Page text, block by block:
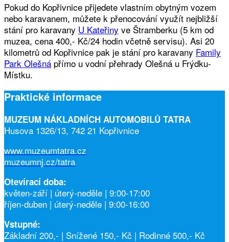
Pokud do Kopřivnice přijedete vlastním obytným vozem
nebo karavanem, můžete k přenocování využít nejbližší
stání pro karavany U Kateřiny ve Štramberku (5 km od
muzea, cena 400,- Kč/24 hodin včetně servisu). Asi 20
kilometrů od Kopřivnice pak je stání pro karavany Family
Park Olešná přímo u vodní přehrady Olešná u Frýdku-
Místku.
Praktické informace
MUZEUM NÁKLADNÍCH AUTOMOBILŮ TATRA
Husova 1326/13, 742 21 Kopřivnice
www.muzeumtatra.cz
muzeumnj.cz/tatra
Otevírací doba:
květen-září | úterý-neděle | 9:00-17:00
říjen-duben | úterý-neděle | 9:00-16:00
Vstupné:
Základní 200,- | Snížené 150,- Kč | Rodinné 500,- Kč